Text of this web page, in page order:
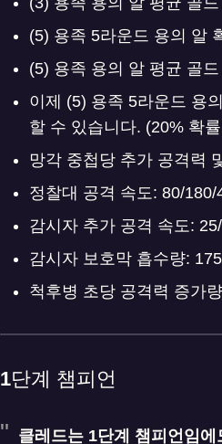
(5) 용족 5라운드 용의 알
(5) 용족 용의 알 평균 골
이제 (5) 용족 5라운드 용
할 수 있습니다. (20% 확
망각 중첩당 추가 공격력
정찰대 공격 속도: 80/
감시자 추가 공격 속도:
감시자 보호막 흡수량:
척후병 초당 공격력 증가
1단계 챔피언
클레드는 1단계 챔피언임